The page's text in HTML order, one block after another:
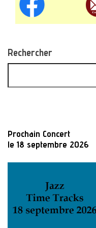
Rechercher
Prochain Concert
le 18 septembre 2026